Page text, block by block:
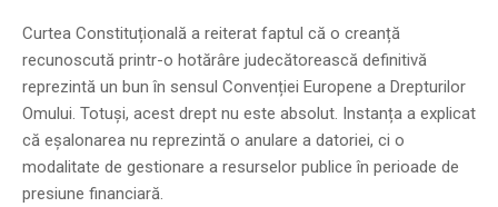
Curtea Constituțională a reiterat faptul că o creanță
recunoscută printr-o hotărâre judecătorească definitivă
reprezintă un bun în sensul Convenției Europene a Drepturilor
Omului. Totuși, acest drept nu este absolut. Instanța a explicat
că eșalonarea nu reprezintă o anulare a datoriei, ci o
modalitate de gestionare a resurselor publice în perioade de
presiune financiară.